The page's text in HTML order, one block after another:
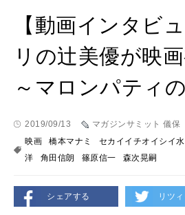
【動画インタビ
リの辻美優が映
～マロンパティ
2019/09/13
マガジンサミット 儀保
映画
橋本マナミ セカイイチオイシイ
洋
角田信朗 篠原信一 森次晃嗣
シェアする リツィ